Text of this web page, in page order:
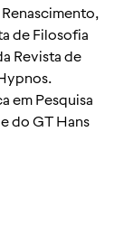
de Filosofia
Revista de
em Pesquisa
do GT Hans